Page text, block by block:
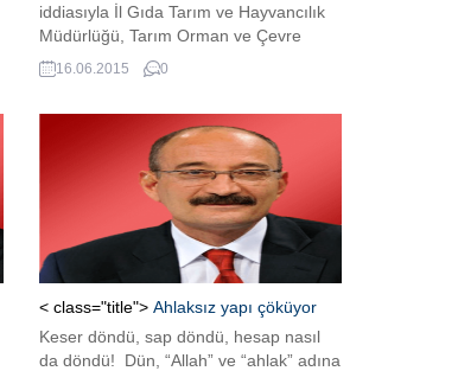
iddiasıyla İl Gıda Tarım ve Hayvancılık
Müdürlüğü, Tarım Orman ve Çevre
Çalışanları Birliği Sendikası (Toç-Bir-
Sen) ile Beydere Tohum Sertifikasyon
arama yapıldı. Bazı evrak ve bilgisayar
kayıtlarına el konuldu.
16.06.2015 0
< class="title"> Ahlaksız yapı çöküyor
Keser döndü, sap döndü, hesap nasıl
da döndü! Dün, “Allah” ve “ahlak” adına